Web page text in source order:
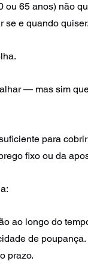
ou 65 anos) não
se e quando
— mas sim
para
fixo ou da
ao longo do
de poupança.
prazo.